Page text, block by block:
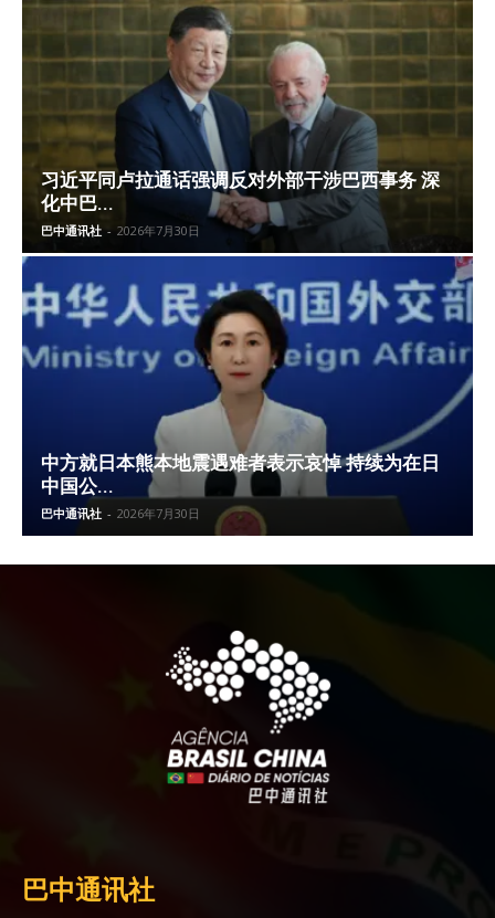
习近平同卢拉通话强调反对外部干涉巴西事务 深
化中巴...
巴中通讯社 - 2026年7月30日
中方就日本熊本地震遇难者表示哀悼 持续为在日
中国公...
巴中通讯社 - 2026年7月30日
巴中通讯社